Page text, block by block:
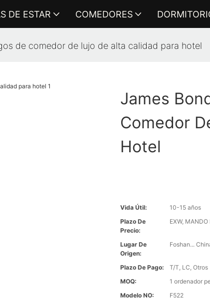
DE ESTAR COMEDORES
de comedor de lujo de alta calidad para hotel
James
Comedor
Hotel
Vida Útil:
10-15 años
Plazo De
Precio:
EXW,
Lugar De
Origen:
Foshan...
Plazo De Pago:
T/T, LC, Otros
MOQ:
1 ordenador
Modelo NO:
F522